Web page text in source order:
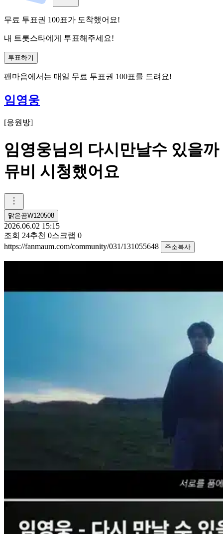
무료 투표권 100표가 도착했어요!
내 트롯스타에게 투표해주세요!
투표하기
팬마음에서는 매일 무료 투표권 100표를 드려요!
임영웅
[응원방]
임영웅님의 다시만날수 있을까
뮤비 시청했어요
맑은곰W120508
2026.06.02 15:15
조회 24추천 0스크랩 0
https://fanmaum.com/community/031/131055648
주소복사